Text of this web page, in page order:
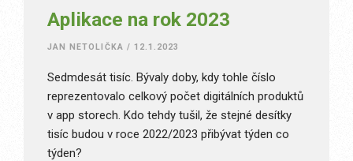
Aplikace na rok 2023
JAN NETOLIČKA / 12.1.2023
Sedmdesát tisíc. Bývaly doby, kdy tohle číslo
reprezentovalo celkový počet digitálních produktů
v app storech. Kdo tehdy tušil, že stejné desítky
tisíc budou v roce 2022/2023 přibývat týden co
týden?